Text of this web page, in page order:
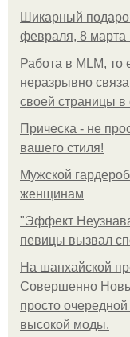
Шикарный
февраля, 8 марта
Работа в MLM, то
неразрывно
своей страницы в
Прическа - не
вашего стиля!
Мужской
женщинам
"Эффект
певицы вызвал
На шанхайской
Совершенно
просто
высокой моды.